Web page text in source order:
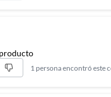
1 persona encontró este